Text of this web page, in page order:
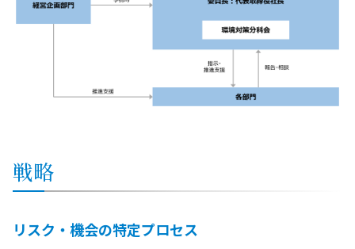
戦略
リスク・機会の特定プロセス